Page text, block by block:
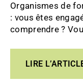
Organismes de
: vous êtes
comprendre ?
valoriser votre
LIRE